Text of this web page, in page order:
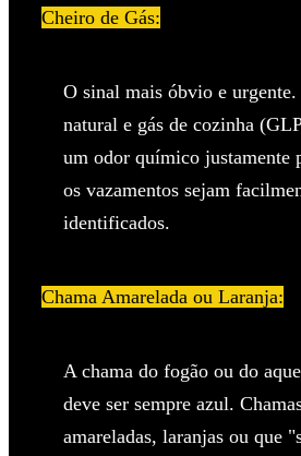
Cheiro de Gás:
O sinal mais óbvio e urgente.
natural e gás de cozinha
um odor químico justamente
os vazamentos sejam
identificados.
Chama Amarelada ou Laranja:
A chama do fogão ou do
deve ser sempre azul.
amareladas, laranjas ou que